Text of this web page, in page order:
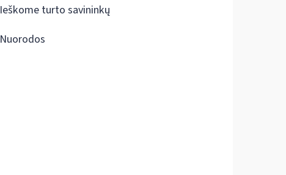
Ieškome turto savininkų
Nuorodos